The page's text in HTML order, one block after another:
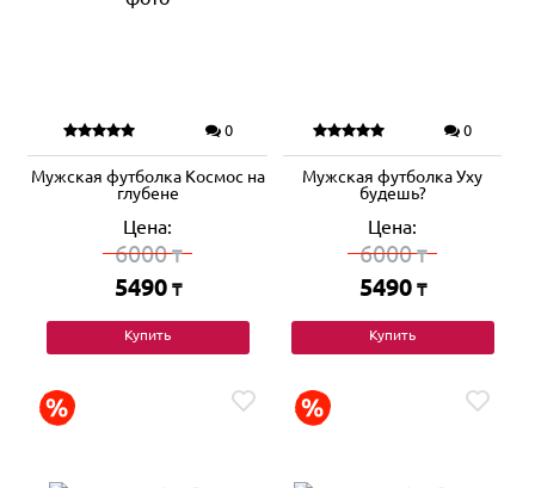
0
Мужская футболка Космос на
глубене
Цена:
6000₸
5490 ₸
Купить
0
Мужская футболка Уху
будешь?
Цена:
6000₸
5490 ₸
Купить